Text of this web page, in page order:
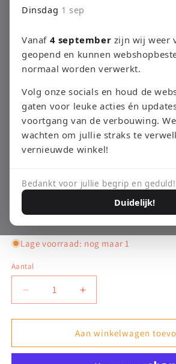
modaal
Fallout 3 -
Lage voorraad: nog maar 1
Aantal
Aantal
verlagen
voor
3
Aantal
verhogen
voor
Fallout
3
Aan winkelwagen
Dinsdag 1 sep
Vanaf 4 september zijn wij weer
geopend en kunnen
normaal worden verwerkt.
Volg onze socials en houd de
gaten voor leuke acties én
voortgang van de verbouwing.
wachten om jullie straks te
vernieuwde winkel!
Bedankt voor jullie begrip en geduld!
Duidelijk!